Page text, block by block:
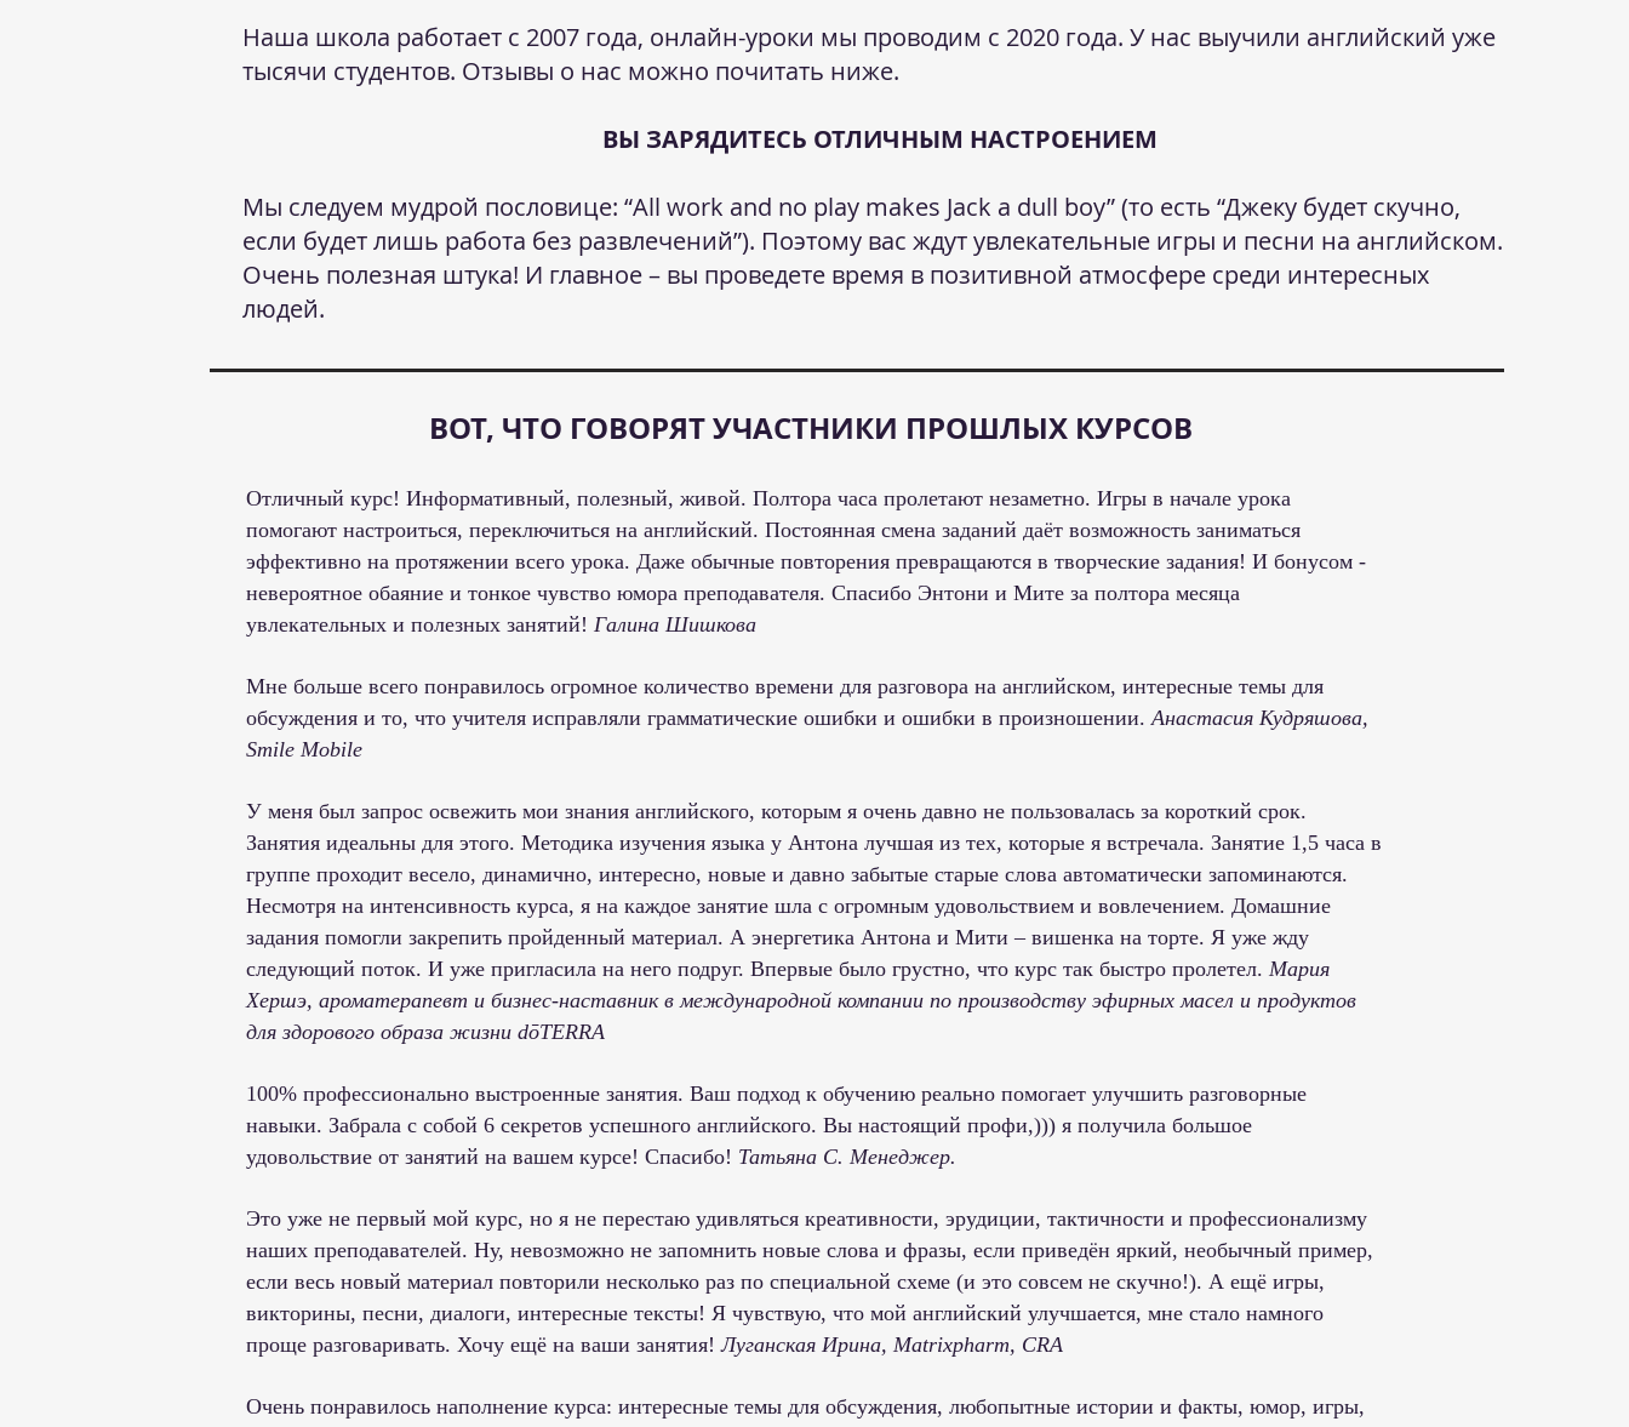
Наша школа работает с 2007 года, онлайн-уроки мы проводим с 2020 года. У нас выучили английский уже
тысячи студентов. Отзывы о нас можно почитать ниже.
ВЫ ЗАРЯДИТЕСЬ ОТЛИЧНЫМ НАСТРОЕНИЕМ
Мы следуем мудрой пословице: “All work and no play makes Jack a dull boy” (то есть “Джеку будет скучно,
если будет лишь работа без развлечений”). Поэтому вас ждут увлекательные игры и песни на английском.
Очень полезная штука! И главное – вы проведете время в позитивной атмосфере среди интересных
людей.
ВОТ, ЧТО ГОВОРЯТ УЧАСТНИКИ ПРОШЛЫХ КУРСОВ
Отличный курс! Информативный, полезный, живой. Полтора часа пролетают незаметно. Игры в начале урока
помогают настроиться, переключиться на английский. Постоянная смена заданий даёт возможность заниматься
эффективно на протяжении всего урока. Даже обычные повторения превращаются в творческие задания! И бонусом -
невероятное обаяние и тонкое чувство юмора преподавателя. Спасибо Энтони и Мите за полтора месяца
увлекательных и полезных занятий! Галина Шишкова
Мне больше всего понравилось огромное количество времени для разговора на английском, интересные темы для
обсуждения и то, что учителя исправляли грамматические ошибки и ошибки в произношении.Анастасия Кудряшова,
Smile Mobile
У меня был запрос освежить мои знания английского, которым я очень давно не пользовалась за короткий срок.
Занятия идеальны для этого. Методика изучения языка у Антона лучшая из тех, которые я встречала. Занятие 1,5 часа в
группе проходит весело, динамично, интересно, новые и давно забытые старые слова автоматически запоминаются.
Несмотря на интенсивность курса, я на каждое занятие шла с огромным удовольствием и вовлечением. Домашние
задания помогли закрепить пройденный материал. А энергетика Антона и Мити – вишенка на торте. Я уже жду
следующий поток. И уже пригласила на него подруг. Впервые было грустно, что курс так быстро пролетел. Мария
Хершэ, ароматерапевт и бизнес-наставник в международной компании по производству эфирных масел и продуктов
для здорового образа жизни dōTERRA
100% профессионально выстроенные занятия. Ваш подход к обучению реально помогает улучшить разговорные
навыки. Забрала с собой 6 секретов успешного английского. Вы настоящий профи,))) я получила большое
удовольствие от занятий на вашем курсе! Спасибо! Татьяна С. Менеджер.
Это уже не первый мой курс, но я не перестаю удивляться креативности, эрудиции, тактичности и профессионализму
наших преподавателей. Ну, невозможно не запомнить новые слова и фразы, если приведён яркий, необычный пример,
если весь новый материал повторили несколько раз по специальной схеме (и это совсем не скучно!). А ещё игры,
викторины, песни, диалоги, интересные тексты! Я чувствую, что мой английский улучшается, мне стало намного
проще разговаривать. Хочу ещё на ваши занятия!Луганская Ирина, Matrixpharm, CRA
Очень понравилось наполнение курса: интересные темы для обсуждения, любопытные истории и факты, юмор, игры,